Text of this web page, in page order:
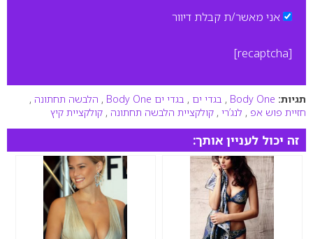
אני מאשר/ת קבלת דיוור
[recaptcha]
תגיות: Body One
, בגדי ים , בגדי ים Body One , הלבשה תחתונה ,
חזיית פוש אפ , לנג’רי , קולקציית הלבשה תחתונה , קולקציית קיץ
זה יכול לעניין אותך: